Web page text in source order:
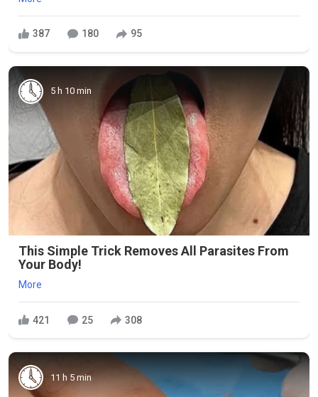
387 180 95
5 h 10 min
This Simple Trick Removes All Parasites From
Your Body!
More
421 25 308
11 h 5 min